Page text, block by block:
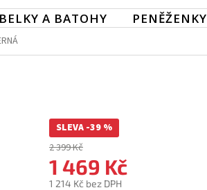
A BATOHY PENĚŽENKY
SLEVA -39 %
2 399 Kč
1 469 Kč
1 214 Kč bez DPH